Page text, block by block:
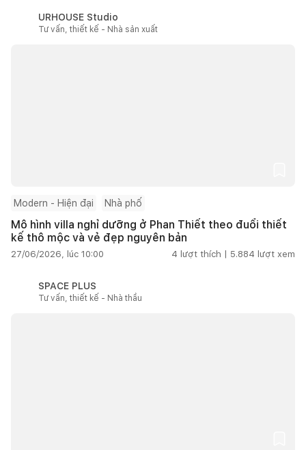
URHOUSE Studio
Tư vấn, thiết kế - Nhà sản xuất
Modern - Hiện đại Nhà phố
Mô hình villa nghỉ dưỡng ở Phan Thiết theo đuổi thiết
kế thô mộc và vẻ đẹp nguyên bản
27/06/2026, lúc 10:00 4 lượt thích | 5.884 lượt xem
SPACE PLUS
Tư vấn, thiết kế - Nhà thầu